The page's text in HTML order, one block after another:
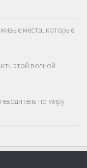
места, которые
этой волной
по миру